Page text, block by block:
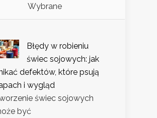
Wybrane
Błędy w robieniu
świec sojowych: jak
defektów, które psują
i wygląd
świec sojowych
być